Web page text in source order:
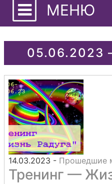
МЕНЮ
05.06.2023
14.03.2023 - Прошедшие
Тренинг —